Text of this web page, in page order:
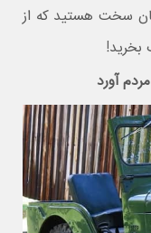
سخت هستید که از
بخرید!